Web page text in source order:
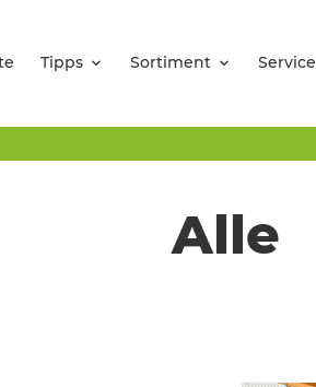
Tipps Sortiment Service
Alle